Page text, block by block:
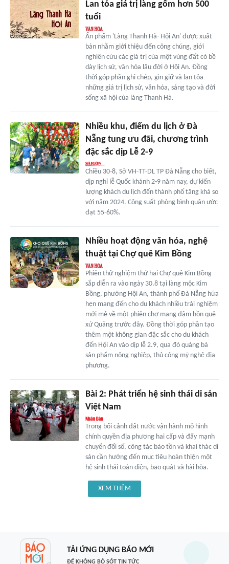
Lan tỏa giá trị làng gốm hơn 500
tuổi
Ấn phẩm 'Làng Thanh Hà- Hội An' được xuất
bản nhằm giới thiệu đến công chúng, giới
nghiên cứu các giá trị của một vùng đất có bề
dày lịch sử, văn hóa lâu đời ở Hội An. Đồng
thời góp phần ghi chép, gìn giữ và lan tỏa
những giá trị lịch sử, văn hóa, sáng tạo và đời
sống xã hội của làng Thanh Hà.
Nhiều khu, điểm du lịch ở Đà
Nẵng tung ưu đãi, chương trình
đặc sắc dịp Lễ 2-9
Chiều 30-8, Sở VH-TT-DL TP Đà Nẵng cho biết,
dịp nghỉ lễ Quốc khánh 2-9 năm nay, dự kiến
lượng khách du lịch đến thành phố tăng khá so
với năm 2024. Công suất phòng bình quân ước
đạt 55-60%.
Nhiều hoạt động văn hóa, nghệ
thuật tại Chợ quê Kim Bồng
Phiên thử nghiệm thứ hai Chợ quê Kim Bồng
sắp diễn ra vào ngày 30.8 tại làng mộc Kim
Bồng, phường Hội An, thành phố Đà Nẵng hứa
hẹn mang đến cho du khách nhiều trải nghiệm
mới mẻ về một phiên chợ mang đậm hồn quê
xứ Quảng trước đây. Đồng thời góp phần tạo
thêm một không gian đặc sắc cho du khách
đến Hội An vào dịp lễ 2.9, qua đó quảng bá
sản phẩm nông nghiệp, thủ công mỹ nghệ địa
phương.
Bài 2: Phát triển hệ sinh thái di sản
Việt Nam
Trong bối cảnh đất nước vận hành mô hình
chính quyền địa phương hai cấp và đẩy mạnh
chuyển đổi số, công tác bảo tồn và khai thác di
sản cần hướng đến mục tiêu hoàn thiện một
hệ sinh thái toàn diện, bao quát và hài hòa.
XEM THÊM
TẢI ỨNG DỤNG BÁO MỚI
ĐỂ KHÔNG BỎ SÓT TIN TỨC